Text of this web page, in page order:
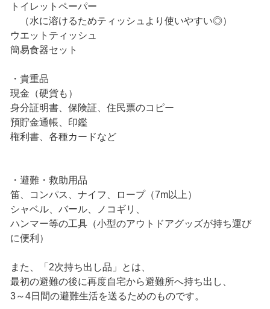
トイレットペーパー
（水に溶けるためティッシュより使いやすい◎）
ウエットティッシュ
簡易食器セット
・貴重品
現金（硬貨も）
身分証明書、保険証、住民票のコピー
預貯金通帳、印鑑
権利書、各種カードなど
・避難・救助用品
笛、コンパス、ナイフ、ロープ（7m以上）
シャベル、バール、ノコギリ、
ハンマー等の工具（小型のアウトドアグッズが持ち運び
に便利）
また、「2次持ち出し品」とは、
最初の避難の後に再度自宅から避難所へ持ち出し、
3～4日間の避難生活を送るためのものです。